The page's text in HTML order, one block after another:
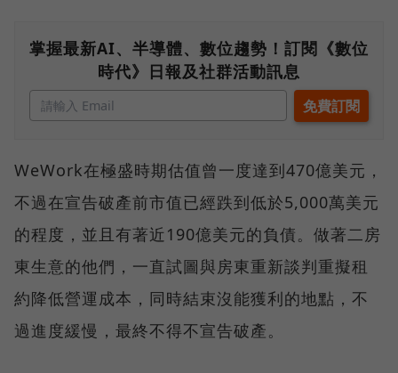
掌握最新AI、半導體、數位趨勢！訂閱《數位
時代》日報及社群活動訊息
WeWork在極盛時期估值曾一度達到470億美元，
不過在宣告破產前市值已經跌到低於5,000萬美元
的程度，並且有著近190億美元的負債。做著二房
東生意的他們，一直試圖與房東重新談判重擬租
約降低營運成本，同時結束沒能獲利的地點，不
過進度緩慢，最終不得不宣告破產。